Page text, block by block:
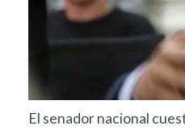
El senador nacional